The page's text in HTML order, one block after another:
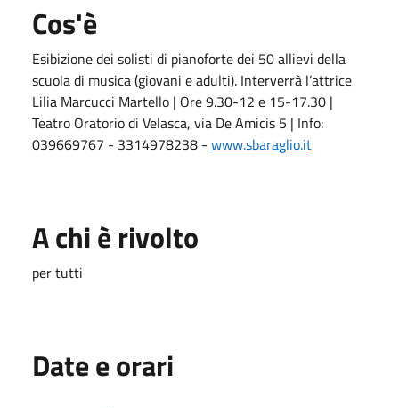
Cos'è
Esibizione dei solisti di pianoforte dei 50 allievi della
scuola di musica (giovani e adulti). Interverrà l’attrice
Lilia Marcucci Martello | Ore 9.30-12 e 15-17.30 |
Teatro Oratorio di Velasca, via De Amicis 5 | Info:
039669767 - 3314978238 - www.sbaraglio.it
A chi è rivolto
per tutti
Date e orari